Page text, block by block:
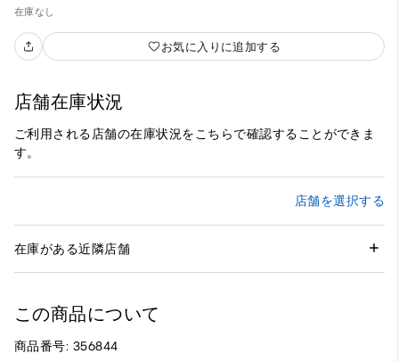
在庫なし
お気に入りに追加する
店舗在庫状況
ご利用される店舗の在庫状況をこちらで確認することができま
す。
店舗を選択する
在庫がある近隣店舗
この商品について
商品番号: 356844